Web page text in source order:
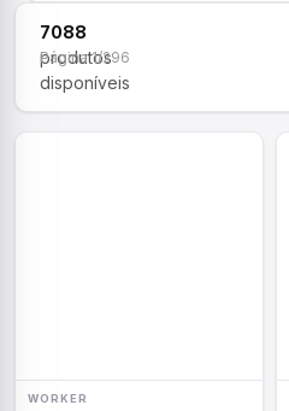
7088
produtos
disponíveis
Página 1/296
WORKER